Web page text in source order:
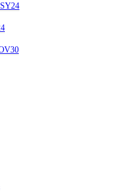
24
30